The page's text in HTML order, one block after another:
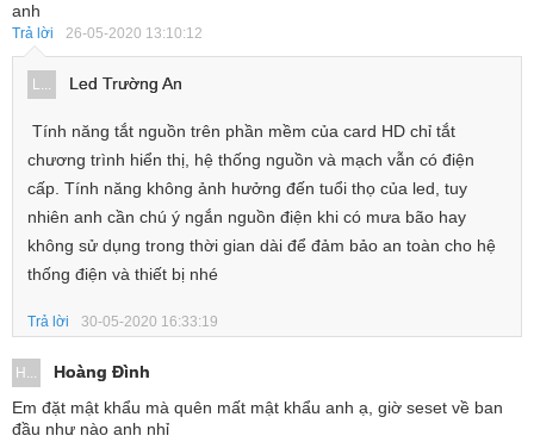
anh
Trả lời 26-05-2020 13:10:12
L... Led Trường An
Tính năng tắt nguồn trên phần mềm của card HD chỉ tắt
chương trình hiển thị, hệ thống nguồn và mạch vẫn có điện
cấp. Tính năng không ảnh hưởng đến tuổi thọ của led, tuy
nhiên anh cần chú ý ngắn nguồn điện khi có mưa bão hay
không sử dụng trong thời gian dài để đảm bảo an toàn cho hệ
thống điện và thiết bị nhé
Trả lời 30-05-2020 16:33:19
H...
Hoàng Đình
Em đặt mật khẩu mà quên mất mật khẩu anh ạ, giờ seset về ban
đầu như nào anh nhỉ